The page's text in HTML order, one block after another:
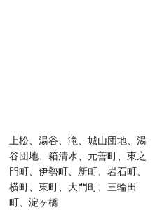
上松、湯谷、滝、城山団地、湯
谷団地、箱清水、元善町、東之
門町、伊勢町、新町、岩石町、
横町、東町、大門町、三輪田
町、淀ヶ橋